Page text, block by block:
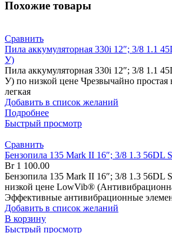
Похожие товары
Сравнить
Пила аккумуляторная 330i 12″; 3/8 1.1
У)
Пила аккумуляторная 330i 12″; 3/8 1.1
У) по низкой цене Чрезвычайно простая
легкая
Добавить в список желаний
Подробнее
Быстрый просмотр
Сравнить
Бензопила 135 Mark II 16″; 3/8 1.3 56DL
Br1 100.00
Бензопила 135 Mark II 16″; 3/8 1.3 56DL
низкой цене LowVib®
Эффективные антивибрационные
Добавить в список желаний
В корзину
Быстрый просмотр